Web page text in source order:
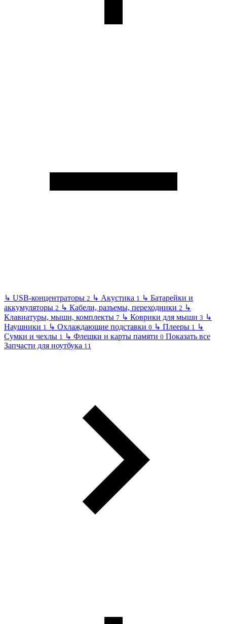
↳ USB-концентраторы 2 ↳ Акустика 1 ↳ Батарейки и
аккумуляторы 2 ↳ Кабели, разъемы, переходники 2 ↳
Клавиатуры, мыши, комплекты 7 ↳ Коврики для мыши 3 ↳
Наушники 1 ↳ Охлаждающие подставки 0 ↳ Плееры 1 ↳
Сумки и чехлы 1 ↳ Флешки и карты памяти 0 Показать все
Запчасти для ноутбука 11